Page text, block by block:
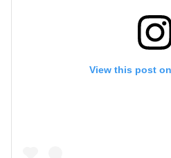
View this post